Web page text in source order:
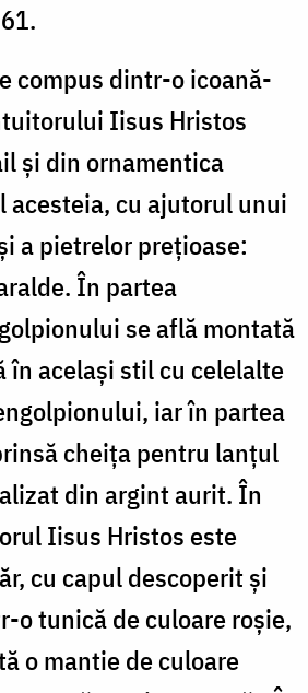
compus dintr-o icoană-
Iisus Hristos
și din ornamentica
acesteia, cu ajutorul unui
a pietrelor prețioase:
În partea
se află montată
în același stil cu celelalte
iar în partea
cheița pentru lanțul
din argint aurit. În
Iisus Hristos este
cu capul descoperit și
o tunică de culoare roșie,
o mantie de culoare